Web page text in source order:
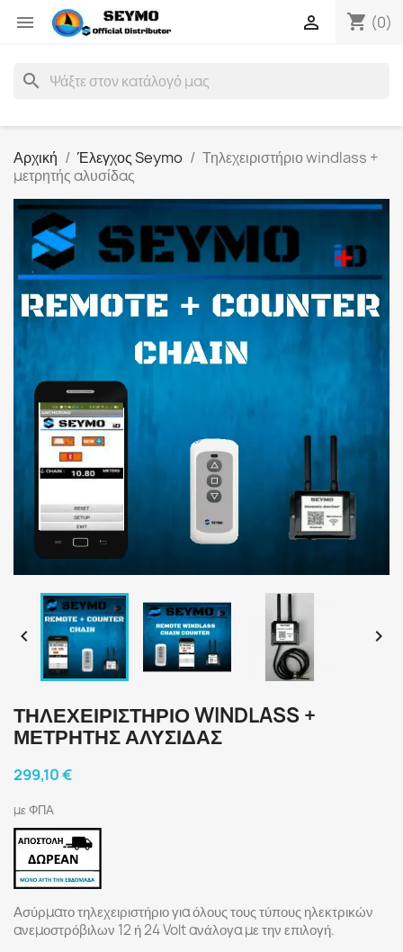
 shopping_cart (0)

search
Αρχική Έλεγχος Seymo
Τηλεχειριστήριο windlass +
μετρητής αλυσίδας
 
ΤΗΛΕΧΕΙΡΙΣΤΉΡΙΟ WINDLASS +
ΜΕΤΡΗΤΉΣ ΑΛΥΣΊΔΑΣ
299,10 €
με ΦΠΑ
Ασύρματο τηλεχειριστήριο για όλους τους τύπους ηλεκτρικών
ανεμοστρόβιλων 12 ή 24 Volt ανάλογα με την επιλογή.